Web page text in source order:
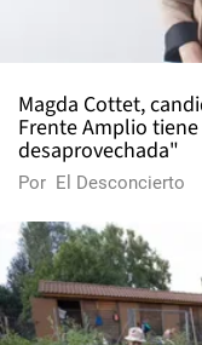
Magda Cottet,
Frente Amplio
desaprovechada"
Por El Desconcierto